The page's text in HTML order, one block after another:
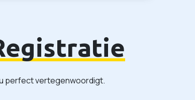
perfect vertegenwoordigt.